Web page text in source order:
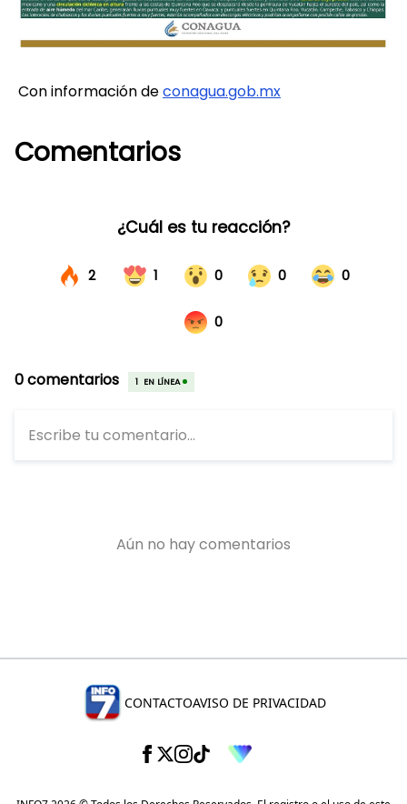
Con información deconagua.gob.mx
Comentarios
CONTACTOAVISO DE PRIVACIDAD